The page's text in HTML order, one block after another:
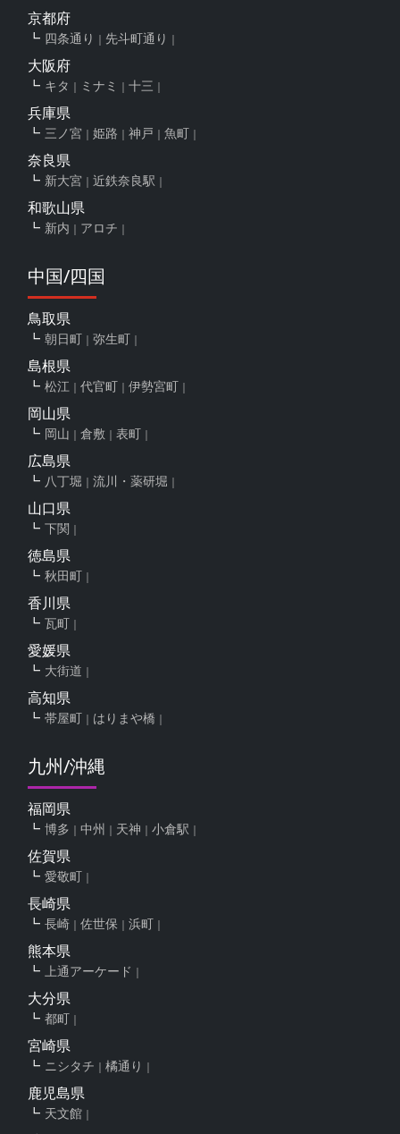
京都府
四条通り 先斗町通り
大阪府
キタ ミナミ 十三
兵庫県
三ノ宮 姫路 神戸 魚町
奈良県
新大宮 近鉄奈良駅
和歌山県
新内 アロチ
中国/四国
鳥取県
朝日町 弥生町
島根県
松江 代官町 伊勢宮町
岡山県
岡山 倉敷 表町
広島県
八丁堀 流川・薬研堀
山口県
下関
徳島県
秋田町
香川県
瓦町
愛媛県
大街道
高知県
帯屋町 はりまや橋
九州/沖縄
福岡県
博多 中州 天神 小倉駅
佐賀県
愛敬町
長崎県
長崎 佐世保 浜町
熊本県
上通アーケード
大分県
都町
宮崎県
ニシタチ 橘通り
鹿児島県
天文館